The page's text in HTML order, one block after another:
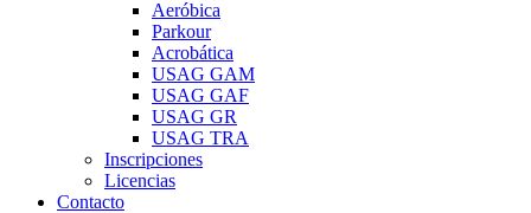
Aeróbica
Parkour
Acrobática
USAG GAM
USAG GAF
USAG GR
USAG TRA
Inscripciones
Licencias
Contacto